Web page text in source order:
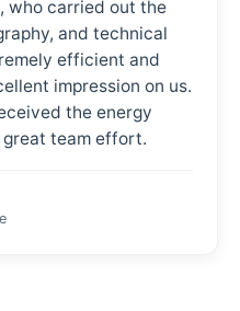
who carried out the
and technical
efficient and
impression on us.
the energy
team effort.